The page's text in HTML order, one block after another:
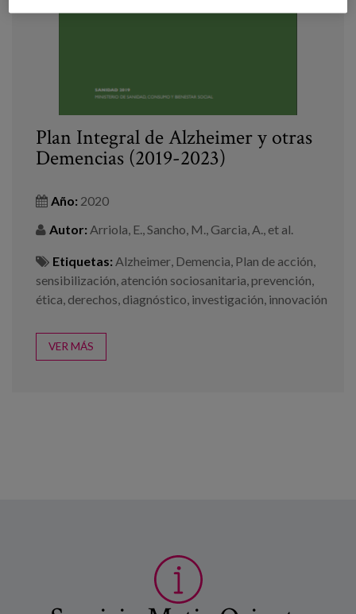
Plan Integral de Alzheimer y otras
Demencias (2019-2023)
Año: 2020
Autor: Arriola, E., Sancho, M., Garcia, A., et al.
Etiquetas: Alzheimer, Demencia, Plan de acción,
sensibilización, atención sociosanitaria,prevención,
ética, derechos, diagnóstico, investigación, innovación
VER MÁS